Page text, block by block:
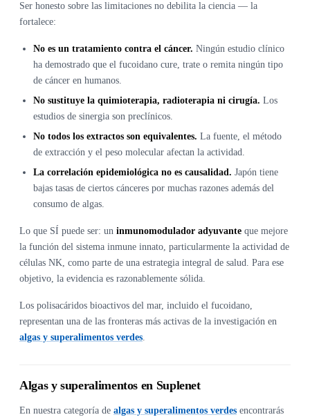
Ser honesto sobre las limitaciones no debilita la ciencia — la
fortalece:
No es un tratamiento contra el cáncer. Ningún estudio clínico
ha demostrado que el fucoidano cure, trate o remita ningún tipo
de cáncer en humanos.
No sustituye la quimioterapia, radioterapia ni cirugía. Los
estudios de sinergia son preclínicos.
No todos los extractos son equivalentes. La fuente, el método
de extracción y el peso molecular afectan la actividad.
La correlación epidemiológica no es causalidad. Japón tiene
bajas tasas de ciertos cánceres por muchas razones además del
consumo de algas.
Lo que SÍ puede ser: un inmunomodulador adyuvante que mejore
la función del sistema inmune innato, particularmente la actividad de
células NK, como parte de una estrategia integral de salud. Para ese
objetivo, la evidencia es razonablemente sólida.
Los polisacáridos bioactivos del mar, incluido el fucoidano,
representan una de las fronteras más activas de la investigación en
algas y superalimentos verdes.
Algas y superalimentos en Suplenet
En nuestra categoría de algas y superalimentos verdes encontrarás